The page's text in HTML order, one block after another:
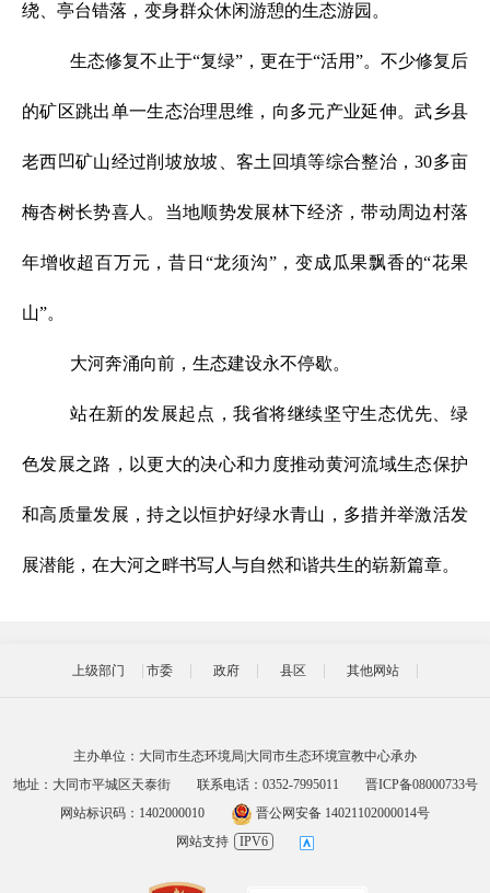
绕、亭台错落，变身群众休闲游憩的生态游园。
生态修复不止于“复绿”，更在于“活用”。不少修复后
的矿区跳出单一生态治理思维，向多元产业延伸。武乡县
老西凹矿山经过削坡放坡、客土回填等综合整治，30多亩
梅杏树长势喜人。当地顺势发展林下经济，带动周边村落
年增收超百万元，昔日“龙须沟”，变成瓜果飘香的“花果
山”。
大河奔涌向前，生态建设永不停歇。
站在新的发展起点，我省将继续坚守生态优先、绿
色发展之路，以更大的决心和力度推动黄河流域生态保护
和高质量发展，持之以恒护好绿水青山，多措并举激活发
展潜能，在大河之畔书写人与自然和谐共生的崭新篇章。
上级部门 市委 政府 县区 其他网站
主办单位：大同市生态环境局|大同市生态环境宣教中心承办
地址：大同市平城区天泰街
联系电话：0352-7995011
晋ICP备08000733号
网站标识码：1402000010
晋公网安备 14021102000014号
网站支持
IPV6